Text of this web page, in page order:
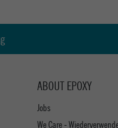
ABOUT EPOXY
Jobs
We Care -